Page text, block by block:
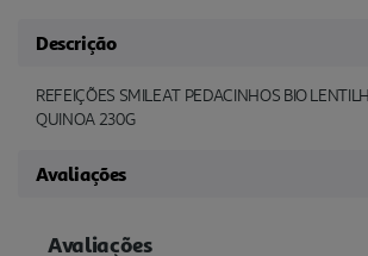
Descrição
REFEIÇÕES SMILEAT PEDACINHOS BIO
QUINOA 230G
Avaliações